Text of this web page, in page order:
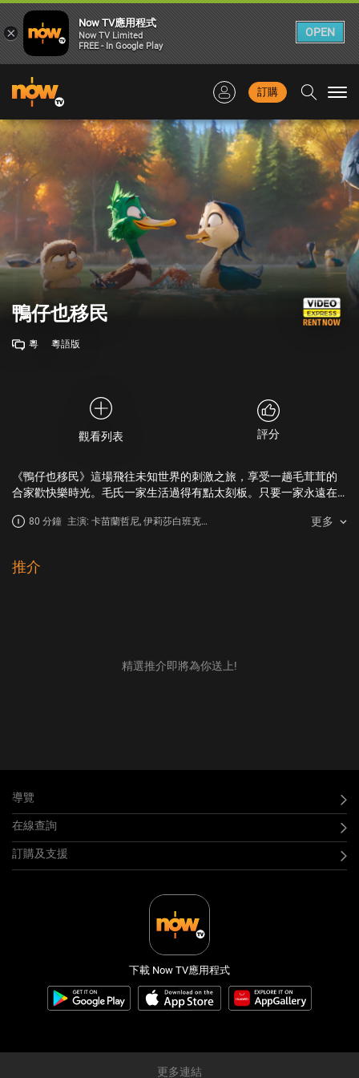
訂購
鴨仔也移民
粵 粵語版
觀看列表 評分
《鴨仔也移民》這場飛往未知世界的刺激之旅，享受一趟毛茸茸的
合家歡快樂時光。毛氏一家生活過得有點太刻板。只要一家永遠在
改變，很想讓一對仔女擴闊眼界。
80 分鐘 主演: 卡苗蘭哲尼, 伊莉莎白班克絲,
更多
推介
精選推介即將為你送上!
導覽
在線查詢
訂購及支援
下載 Now TV應用程式
更多連結
×
Now TV應用程式
Now TV Limited
FREE - In Google Play
OPEN